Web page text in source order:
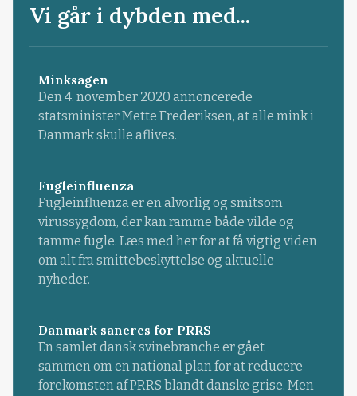
Vi går i dybden med...
Minksagen
Den 4. november 2020 annoncerede
statsminister Mette Frederiksen, at alle mink i
Danmark skulle aflives.
Fugleinfluenza
Fugleinfluenza er en alvorlig og smitsom
virussygdom, der kan ramme både vilde og
tamme fugle. Læs med her for at få vigtig viden
om alt fra smittebeskyttelse og aktuelle
nyheder.
Danmark saneres for PRRS
En samlet dansk svinebranche er gået
sammen om en national plan for at reducere
forekomsten af PRRS blandt danske grise. Men